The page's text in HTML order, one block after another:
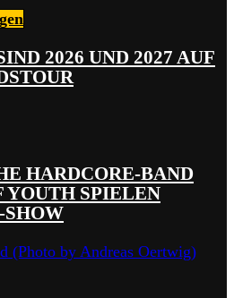
2026 UND 2027 AUF
HARDCORE-BAND
YOUTH SPIELEN